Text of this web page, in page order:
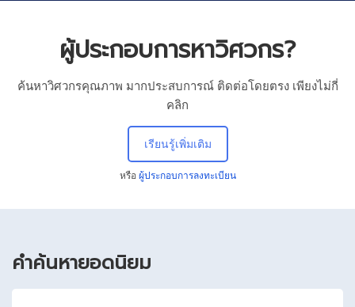
ผู้ประกอบการหาวิศวกร?
ค้นหาวิศวกรคุณภาพ มากประสบการณ์ ติดต่อโดยตรง เพียงไม่กี่
คลิก
เรียนรู้เพิ่มเติม
หรือผู้ประกอบการลงทะเบียน
คำค้นหายอดนิยม